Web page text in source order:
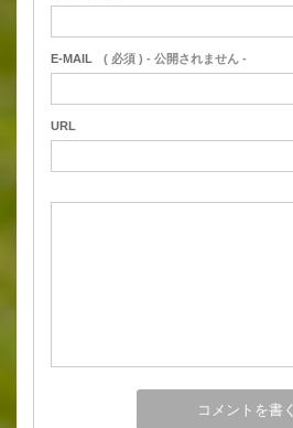
E-MAIL ( 必須 ) - 公開されません -
URL